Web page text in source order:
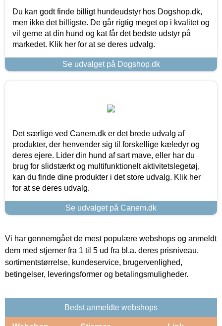
Du kan godt finde billigt hundeudstyr hos Dogshop.dk,
men ikke det billigste. De går rigtig meget op i kvalitet og
vil gerne at din hund og kat får det bedste udstyr på
markedet. Klik her for at se deres udvalg.
Se udvalget på Dogshop.dk
Det særlige ved Canem.dk er det brede udvalg af
produkter, der henvender sig til forskellige kæledyr og
deres ejere. Lider din hund af sart mave, eller har du
brug for slidstærkt og multifunktionelt aktivitetslegetøj,
kan du finde dine produkter i det store udvalg. Klik her
for at se deres udvalg.
Se udvalget på Canem.dk
Vi har gennemgået de mest populære webshops og anmeldt
dem med stjerner fra 1 til 5 ud fra bl.a. deres prisniveau,
sortimentstørrelse, kundeservice, brugervenlighed,
betingelser, leveringsformer og betalingsmuligheder.
Bedst anmeldte webshops